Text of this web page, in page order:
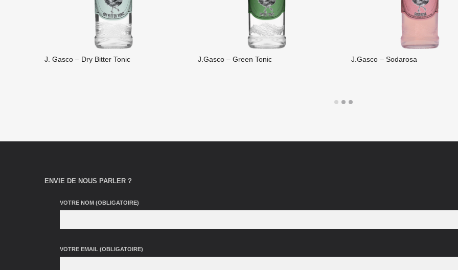
J. Gasco – Dry Bitter Tonic J.Gasco – Green Tonic J.Gasco – Sodarosa
ENVIE DE NOUS PARLER ?
VOTRE NOM (OBLIGATOIRE)
VOTRE EMAIL (OBLIGATOIRE)